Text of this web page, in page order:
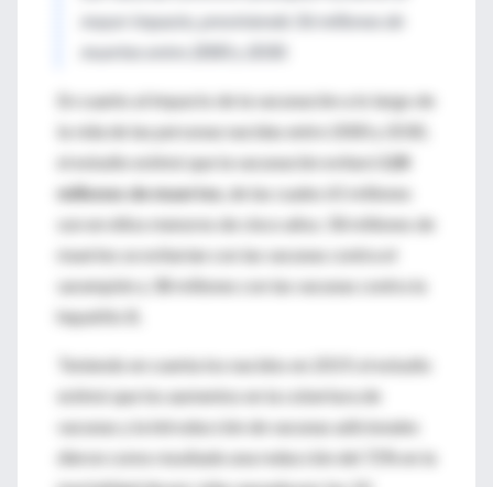
mayor impacto, previniendo 56 millones de
muertes entre 2000 y 2030.
En cuanto al impacto de la vacunación a lo largo de
la vida de las personas nacidas entre 2000 y 2030,
el estudio estimó que la vacunación evitará
120
millones de muertes , de las cuales 65 millones
son en niños menores de cinco años. 58 millones de
muertes se evitarían con las vacunas contra el
sarampión y 38 millones con las vacunas contra la
hepatitis B.
Teniendo en cuenta los nacidos en 2019, el estudio
estimó que los aumentos en la cobertura de
vacunas y la introducción de vacunas adicionales
dieron como resultado una reducción del 72% en la